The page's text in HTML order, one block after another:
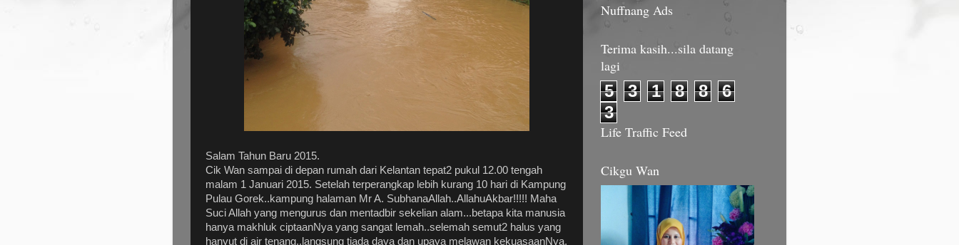
Salam Tahun Baru 2015.
Cik Wan sampai di depan rumah dari Kelantan tepat2 pukul 12.00 tengah
malam 1 Januari 2015. Setelah terperangkap lebih kurang 10 hari di Kampung
Pulau Gorek..kampung halaman Mr A. SubhanaAllah..AllahuAkbar!!!!! Maha
Suci Allah yang mengurus dan mentadbir sekelian alam...betapa kita manusia
hanya makhluk ciptaanNya yang sangat lemah..selemah semut2 halus yang
hanyut di air tenang..langsung tiada daya dan upaya melawan kekuasaanNya.
Nuffnang Ads
Terima kasih...sila datang
lagi
5 3 1 8 8
6
3
Life Traffic Feed
Cikgu Wan